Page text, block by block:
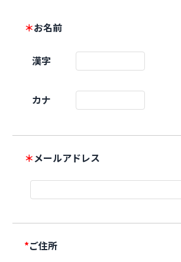
＊お名前
漢字
カナ
＊メールアドレス
*ご住所